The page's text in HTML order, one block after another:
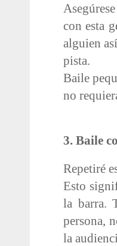
con esta
alguien
pista.
Baile
no
3. Baile
Repetiré
Esto
la barra.
persona,
la